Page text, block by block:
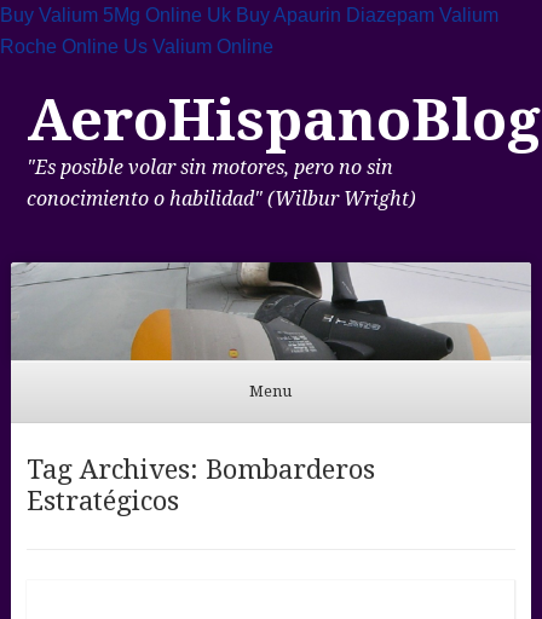
Buy Valium 5Mg Online Uk Buy Apaurin Diazepam Valium
Roche Online Us Valium Online
AeroHispanoBlog
"Es posible volar sin motores, pero no sin
conocimiento o habilidad" (Wilbur Wright)
Menu
Tag Archives: Bombarderos
Estratégicos